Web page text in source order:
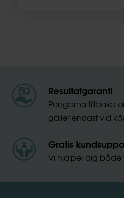
Resultatgaranti
Pengarna tillbaka
gäller endast vid
Gratis
Vi hjälper dig både